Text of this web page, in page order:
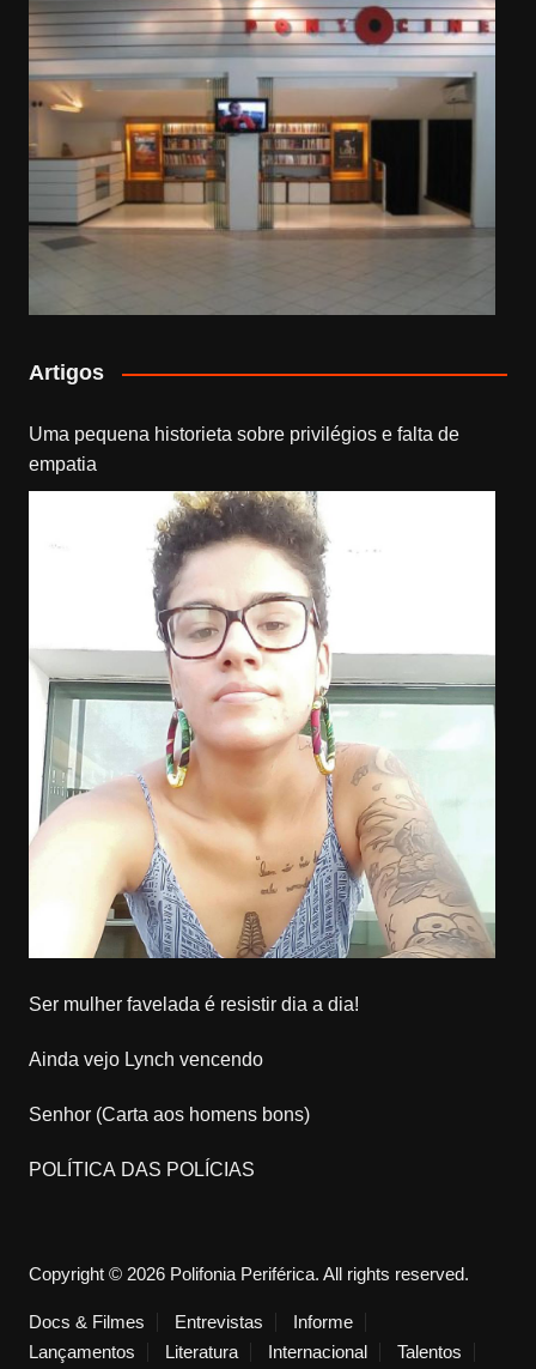
Artigos
Uma pequena historieta sobre privilégios e falta de
empatia
Ser mulher favelada é resistir dia a dia!
Ainda vejo Lynch vencendo
Senhor (Carta aos homens bons)
POLÍTICA DAS POLÍCIAS
Copyright © 2026 Polifonia Periférica. All rights reserved.
Docs & Filmes Entrevistas
Informe
Lançamentos
Literatura Internacional Talentos